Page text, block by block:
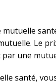
Le
une
santé,